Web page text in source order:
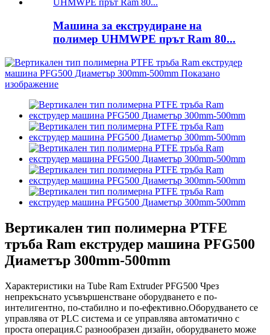
Машина за екструдиране на
полимер UHMWPE прът Ram 80...
Вертикален тип полимерна PTFE
тръба Ram екструдер машина PFG500
Диаметър 300mm-500mm
Характеристики на Tube Ram Extruder PFG500 Чрез
непрекъснато усъвършенстване оборудването е по-
интелигентно, по-стабилно и по-ефективно.Оборудването се
управлява от PLC система и се управлява автоматично с
проста операция.С разнообразен дизайн, оборудването може